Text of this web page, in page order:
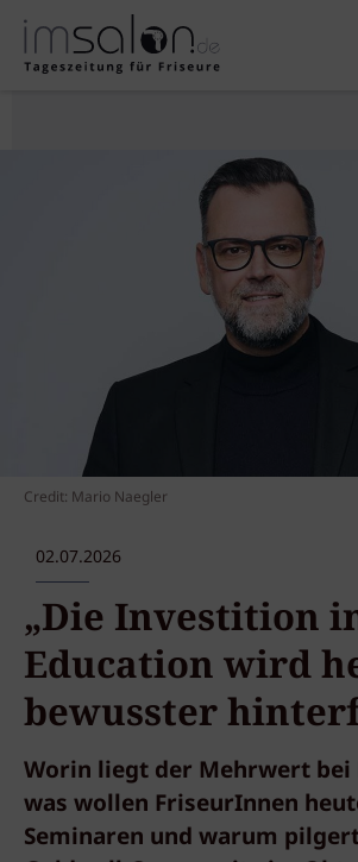
Credit: Mario Naegler
02.07.2026
„Die Investition
Education wird
bewusster
Worin liegt der Mehrwert bei
was wollen FriseurInnen
Seminaren und warum